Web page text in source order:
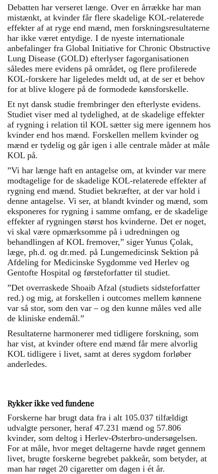
Debatten har verseret længe. Over en årrække har man
mistænkt, at kvinder får flere skadelige KOL-relaterede
effekter af at ryge end mænd, men forskningsresultaterne
har ikke været entydige. I de nyeste internationale
anbefalinger fra Global Initiative for Chronic Obstructive
Lung Disease (GOLD) efterlyser fagorganisationen
således mere evidens på området, og flere profilerede
KOL-forskere har ligeledes meldt ud, at de ser et behov
for at blive klogere på de formodede kønsforskelle.
Et nyt dansk studie frembringer den efter­lyste evidens.
Studiet viser med al tydelighed, at de skadelige effekter
af rygning i relation til KOL sætter sig mere igennem hos
kvinder end hos mænd. Forskellen mellem kvinder og
mænd er tydelig og går igen i alle centrale måder at måle
KOL på.
”Vi har længe haft en antagelse om, at kvinder var mere
modtagelige for de skadelige KOL-relaterede effekter af
rygning end mænd. Studiet bekræfter, at der var hold i
denne antagelse. Vi ser, at blandt kvinder og mænd, som
eksponeres for rygning i samme omfang, er de skadelige
effekter af rygningen størst hos kvinderne. Det er noget,
vi skal være opmærksomme på i udredningen og
behandlingen af KOL fremover,” siger Yunus Çolak,
læge, ph.d. og dr.med. på Lunge­medicinsk Sektion på
Afdeling for Medicinske Sygdomme ved Herlev og
Gentofte Hospital og førsteforfatter til studiet.
”Det overraskede Shoaib Afzal (studiets sidsteforfatter
red.) og mig, at forskellen i outcomes mellem kønnene
var så stor, som den var – og den kunne måles ved alle
de kliniske endemål.”
Resultaterne harmonerer med tidligere forskning, som
har vist, at kvinder oftere end mænd får mere alvorlig
KOL tidligere i livet, samt at deres sygdom forløber
anderledes.
Rykker ikke ved fundene
Forskerne har brugt data fra i alt 105.037 tilfældigt
udvalgte personer, heraf 47.231 mænd og 57.806
kvinder, som deltog i Herlev-Østerbro-undersøgelsen.
For at måle, hvor meget deltagerne havde røget gennem
livet, brugte forskerne begrebet pakkeår, som betyder, at
man har røget 20 cigaretter om dagen i ét år.